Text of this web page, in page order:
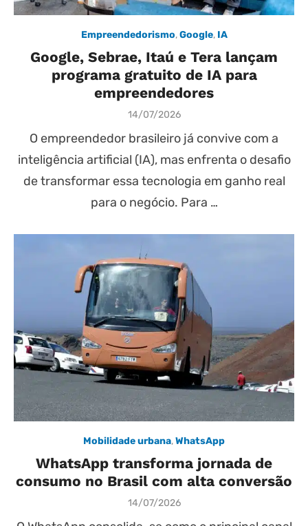
Empreendedorismo,Google, IA
Google, Sebrae, Itaú e Tera lançam
programa gratuito de IA para
empreendedores
Posted
14/07/2026
O empreendedor brasileiro já convive com a
inteligência artificial (IA), mas enfrenta o desafio
de transformar essa tecnologia em ganho real
para o negócio. Para …
Mobilidade urbana,WhatsApp
WhatsApp transforma jornada de
consumo no Brasil com alta conversão
Posted
14/07/2026